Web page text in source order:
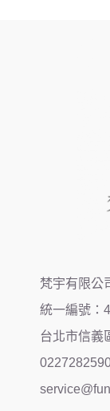
梵宇有限公
統一編號：
台北市信義